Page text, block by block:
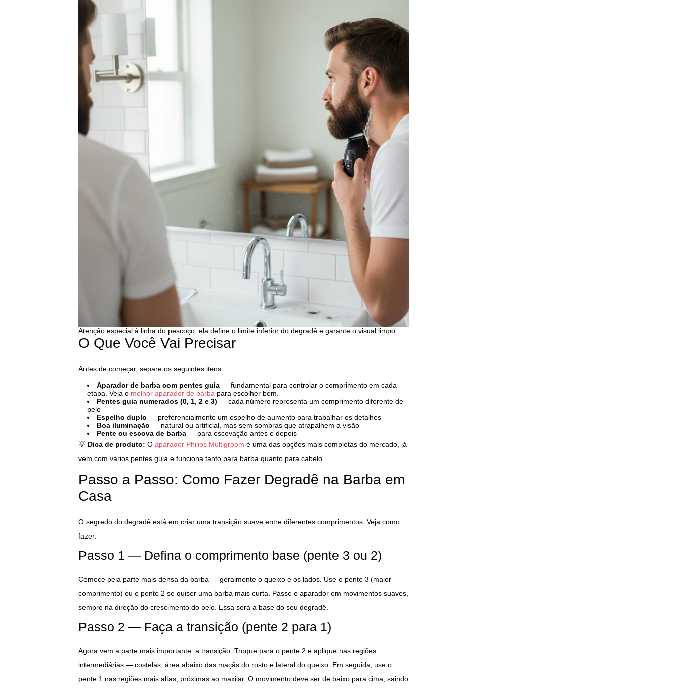
Atenção especial à linha do pescoço: ela define o limite inferior do degradê e garante o visual limpo.
O Que Você Vai Precisar
Antes de começar, separe os seguintes itens:
Aparador de barba com pentes guia — fundamental para controlar o comprimento em cada
etapa. Veja o melhor aparador de barba para escolher bem.
Pentes guia numerados (0, 1, 2 e 3) — cada número representa um comprimento diferente de
pelo
Espelho duplo — preferencialmente um espelho de aumento para trabalhar os detalhes
Boa iluminação — natural ou artificial, mas sem sombras que atrapalhem a visão
Pente ou escova de barba — para escovação antes e depois
💡 Dica de produto: O aparador Philips Multigroom é uma das opções mais completas do mercado, já
vem com vários pentes guia e funciona tanto para barba quanto para cabelo.
Passo a Passo: Como Fazer Degradê na Barba em
Casa
O segredo do degradê está em criar uma transição suave entre diferentes comprimentos. Veja como
fazer:
Passo 1 — Defina o comprimento base (pente 3 ou 2)
Comece pela parte mais densa da barba — geralmente o queixo e os lados. Use o pente 3 (maior
comprimento) ou o pente 2 se quiser uma barba mais curta. Passe o aparador em movimentos suaves,
sempre na direção do crescimento do pelo. Essa será a base do seu degradê.
Passo 2 — Faça a transição (pente 2 para 1)
Agora vem a parte mais importante: a transição. Troque para o pente 2 e aplique nas regiões
intermediárias — costelas, área abaixo das maçãs do rosto e lateral do queixo. Em seguida, use o
pente 1 nas regiões mais altas, próximas ao maxilar. O movimento deve ser de baixo para cima, saindo